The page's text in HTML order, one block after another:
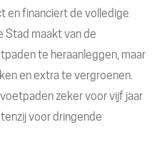
en financiert de volledige
Stad maakt van de
te heraanleggen, maar
en extra te vergroenen.
zeker voor vijf jaar
voor dringende